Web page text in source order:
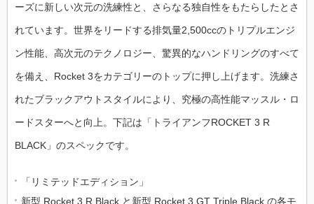
ーズに新しい次元の洗練性と、さらなる独自性をもたらしたとさ
れています。世界をリードする排気量2,500ccのトリプルエンジ
ン性能、高次元のテクノロジー、驚異的なハンドリングのすべて
を備え、Rocket 3をカテゴリーのトップに押し上げます。洗練さ
れたブラックアウトスタイルにより、究極の高性能マッスル・ロ
ードスターへと向上。下記は「トライアンフROCKET 3 R
BLACK」のスペックです。
「リミテッドエディション」
新型 Rocket 3 R Black と新型 Rocket 3 GT Triple Black の各モ